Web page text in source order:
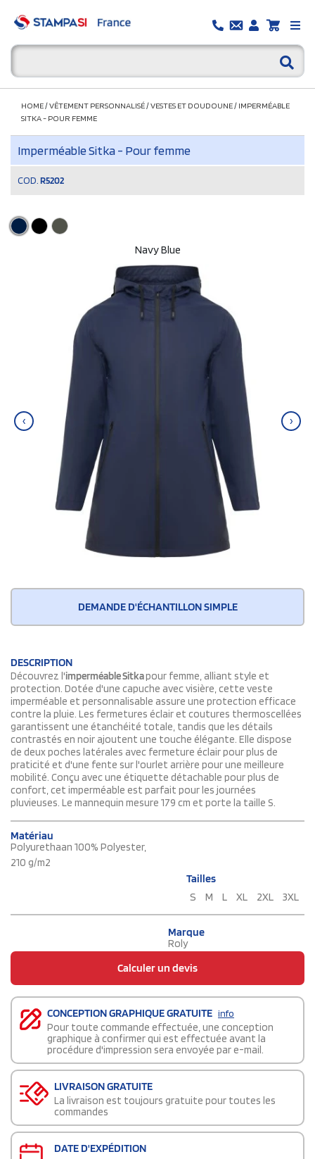
HOME/VÊTEMENT PERSONNALISÉ/VESTES ET DOUDOUNE/ IMPERMÉABLE
SITKA - POUR FEMME
Imperméable Sitka - Pour femme
COD. R5202
Navy Blue
‹ ›
DEMANDE D'ÉCHANTILLON SIMPLE
DESCRIPTION
Découvrez l'imperméable Sitkapour femme, alliant style et
protection. Dotée d'une capuche avec visière, cette veste
imperméable et personnalisable assure une protection efficace
contre la pluie. Les fermetures éclair et coutures thermoscellées
garantissent une étanchéité totale, tandis que les détails
contrastés en noir ajoutent une touche élégante. Elle dispose
de deux poches latérales avec fermeture éclair pour plus de
praticité et d'une fente sur l'ourlet arrière pour une meilleure
mobilité. Conçu avec une étiquette détachable pour plus de
confort, cet imperméable est parfait pour les journées
pluvieuses. Le mannequin mesure 179 cm et porte la taille S.
Matériau
Polyurethaan 100% Polyester,
210 g/m2
Tailles
S
M L XL 2XL 3XL
Marque
Roly
Calculer un devis
CONCEPTION GRAPHIQUE GRATUITE info
Pour toute commande effectuée, une conception
graphique à confirmer qui est effectuée avant la
procédure d'impression sera envoyée par e-mail.
LIVRAISON GRATUITE
La livraison est toujours gratuite pour toutes les
commandes
DATE D'EXPÉDITION